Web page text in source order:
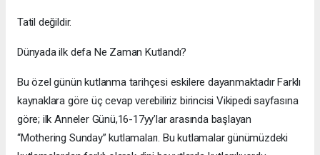
Tatil değildir.
Dünyada ilk defa Ne Zaman Kutlandı?
Bu özel günün kutlanma tarihçesi eskilere dayanmaktadır Farklı
kaynaklara göre üç cevap verebiliriz birincisi Vikipedi sayfasına
göre; ilk Anneler Günü,16-17yy’lar arasında başlayan
“Mothering Sunday” kutlamaları. Bu kutlamalar günümüzdeki